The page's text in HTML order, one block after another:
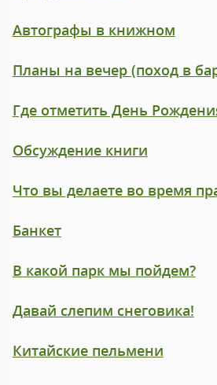
Автографы в книжном
Планы на вечер (поход в
Где отметить День
Обсуждение книги
Что вы делаете во время
Банкет
В какой парк мы пойдем?
Давай слепим снеговика!
Китайские пельмени